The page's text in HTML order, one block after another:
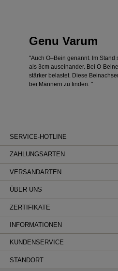
Genu Varum
"Auch O–Bein genannt. Im Stand
als 3cm auseinander. Bei O-
stärker belastet. Diese
bei Männern zu finden. "
SERVICE-HOTLINE
ZAHLUNGSARTEN
VERSANDARTEN
ÜBER UNS
ZERTIFIKATE
INFORMATIONEN
KUNDENSERVICE
STANDORT